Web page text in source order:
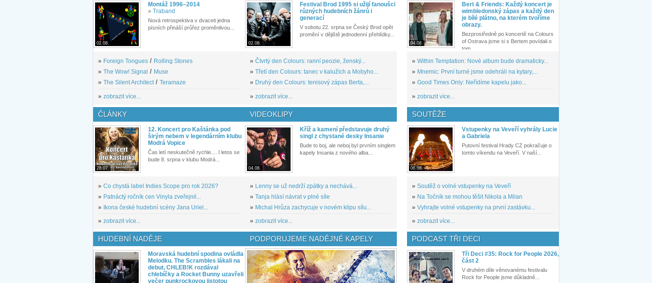
02.08.
Montáž 1996–2014
» Traband
Nová retrospektiva v dvaceti jedna
písních přináší průřez proměnlivou...
» Foreign Tongues / Rolling Stones
» The Wow! Signal / Muse
» The Silent Architect/ Teramaze
» zobrazit více...
02.08.
Festival Brod 1995 si užijí fanoušci
různých hudebních žánrů i
generací
V sobotu 22. srpna se Český Brod opět
promění v dějiště jednodenní přehlídky...
» Čtvrtý den Colours: ranní peozie, ženský...
» Třetí den Colours: tanec v kalužích a Mobyho...
» Druhý den Colours: tenisový zápas Berta,...
» zobrazit více...
04.08.
Bert & Friends: Každý koncert je
wimbledonský zápas a každý den
je bílé plátno, na kterém tvoříme
obrazy.
Bezprostředně po koncertě na Colours
of Ostrava jsme si s Bertem povídali o
tom,...
» Within Temptation: Nové album bude dramaticky...
» Mnemic: První turné jsme odehráli na kytary,...
» Good Times Only: Neřídíme kapelu jako...
» zobrazit více...
ČLÁNKY
28.07.
12. Koncert pro Kaštánka pod
širým nebem v legendárním klubu
Modrá Vopice
Čas letí neskutečně rychle.... I letos se
bude 8. srpna v klubu Modrá...
» Co chystá label Indies Scope pro rok 2026?
» Patnáctý ročník cen Vinyla zveřejnil...
» Ikona české hudební scény Jana Uriel...
» zobrazit více...
VIDEOKLIPY
04.08.
Kříž a kamení představuje druhý
singl z chystané desky Insanie
Bude to boj, ale neboj byl prvním singlem
kapely Insania z nového alba...
» Lenny se už nedrží zpátky a nechává...
» Tanja hlásí návrat v plné síle
» Michal Hrůza zachycuje v novém klipu sílu...
» zobrazit více...
SOUTĚŽE
06.08.
Vstupenky na Veveří vyhrály Lucie
a Gabriela
Putovní festival Hrady CZ pokračuje o
tomto víkendu na Veveří. V naší...
» Soutěž o volné vstupenky na Veveří
» Na Točník se mohou těšit Nikola a Milan
» Vyhrajte volné vstupenky na první zastávku...
» zobrazit více...
HUDEBNÍ NADĚJE
Moravská hudební spodina ovládla
Melodku. The Scrambles lákali na
debut, CHLEB!K rozdával
chlebíčky a Rocket Bunny uzavřeli
večer punkrockovou jistotou
PODPORUJEME NADĚJNÉ KAPELY PODCAST TŘI DECI
Tři Deci #35: Rock for People 2026,
část 2
V druhém díle věnovanému festivalu
Rock for People jsme důkladně...